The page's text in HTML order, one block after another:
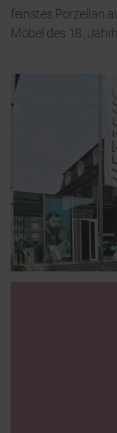
feinstes Porzellan
Möbel des 18.